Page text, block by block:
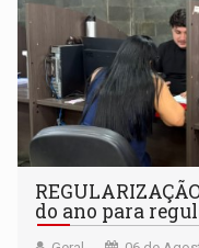
do ano para